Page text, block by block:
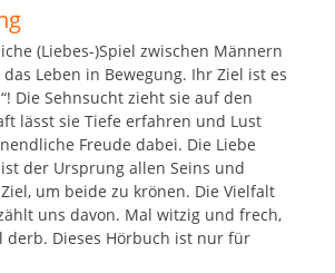
(Liebes-)Spiel zwischen Männern
Leben in Bewegung. Ihr Ziel ist es
Die Sehnsucht zieht sie auf den
lässt sie Tiefe erfahren und Lust
Freude dabei. Die Liebe
der Ursprung allen Seins und
um beide zu krönen. Die Vielfalt
uns davon. Mal witzig und frech,
derb. Dieses Hörbuch ist nur für